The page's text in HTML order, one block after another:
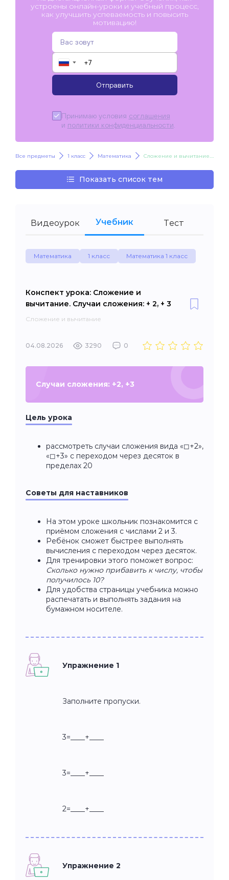
устроены онлайн-уроки и учебный процесс,
как улучшить успеваемость и повысить
мотивацию!
▼
Отправить
Принимаю условия соглашения
и политики конфиденциальности
Все предметы 1 класс Математика Сложение и вычитание. Случаи сложения: + 2, + 3
Показать список тем
Видеоурок Учебник Тест
Математика 1 класс Математика 1 класс
Конспект урока: Сложение и
вычитание. Случаи сложения: + 2, + 3
Сложение и вычитание
04.08.2026 3290 0
Случаи сложения: +2, +3
Цель урока
рассмотреть случаи сложения вида «◻+2»,
«◻+3» с переходом через десяток в
пределах 20
Советы для наставников
На этом уроке школьник познакомится с
приёмом сложения с числами 2 и 3.
Ребёнок сможет быстрее выполнять
вычисления с переходом через десяток.
Для тренировки этого поможет вопрос:
Сколько нужно прибавить к числу, чтобы
получилось 10?
Для удобства страницы учебника можно
распечатать и выполнять задания на
бумажном носителе.
Упражнение 1
Заполните пропуски.
3=____+____
3=____+____
2=____+____
Упражнение 2